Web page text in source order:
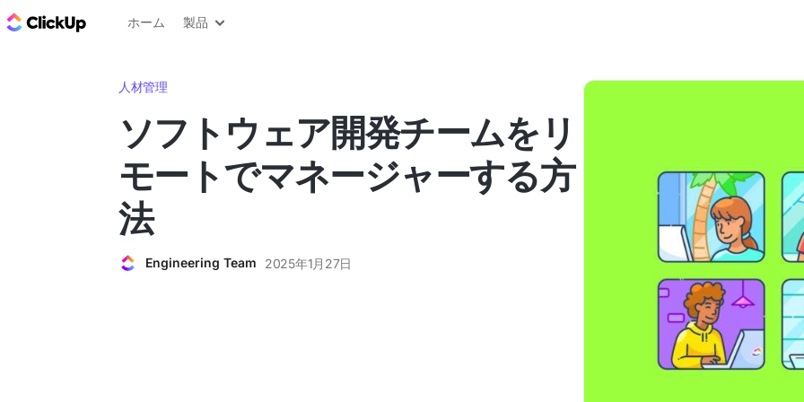
ClickUp ブログ
ホーム 製品
人材管理
ソフトウェア開発チームをリ
モートでマネージャーする方
法
Engineering Team 2025年1月27日